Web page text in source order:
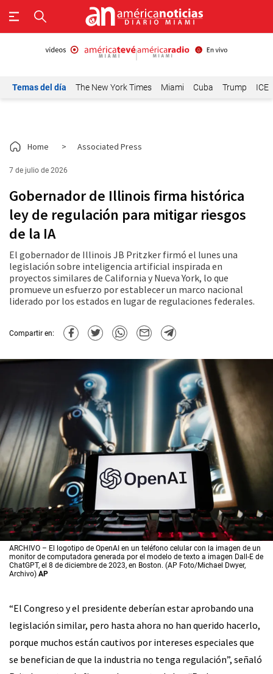
Temas del día The New York Times Miami Cuba Trump ICE
Home > Associated Press
7 de julio de 2026
Gobernador de Illinois firma histórica
ley de regulación para mitigar riesgos
de la IA
El gobernador de Illinois JB Pritzker firmó el lunes una
legislación sobre inteligencia artificial inspirada en
proyectos similares de California y Nueva York, lo que
promueve un esfuerzo por establecer un marco nacional
liderado por los estados en lugar de regulaciones federales.
Compartir en:
ARCHIVO – El logotipo de OpenAI en un teléfono celular con la imagen de un
monitor de computadora generada por el modelo de texto a imagen Dall-E de
ChatGPT, el 8 de diciembre de 2023, en Boston. (AP Foto/Michael Dwyer,
Archivo) AP
“El Congreso y el presidente deberían estar aprobando una
legislación similar, pero hasta ahora no han querido hacerlo,
porque muchos están cautivos por intereses especiales que
se benefician de que la industria no tenga regulación”, señaló